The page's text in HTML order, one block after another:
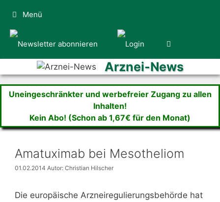
Inhalt
springen
Menü
Arznei-News
Uneingeschränkter und werbefreier Zugang zu allen
Inhalten!
Kein Abo! (Schon ab 1,67€ für den Monat)
Amatuximab bei Mesotheliom
01.02.2014 Autor: Christian Hilscher
Die europäische Arzneiregulierungsbehörde hat